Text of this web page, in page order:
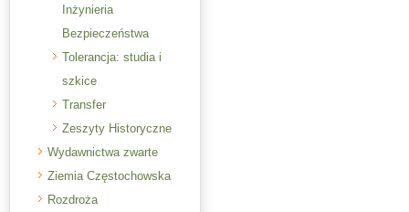
Inżynieria
Bezpieczeństwa
Tolerancja: studia i
szkice
Transfer
Zeszyty Historyczne
Wydawnictwa zwarte
Ziemia Częstochowska
Rozdroża